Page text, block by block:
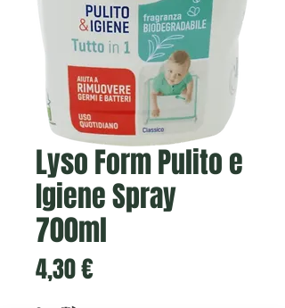
Lyso Form Pulito e
Igiene Spray
700ml
4,30 €Prezzo